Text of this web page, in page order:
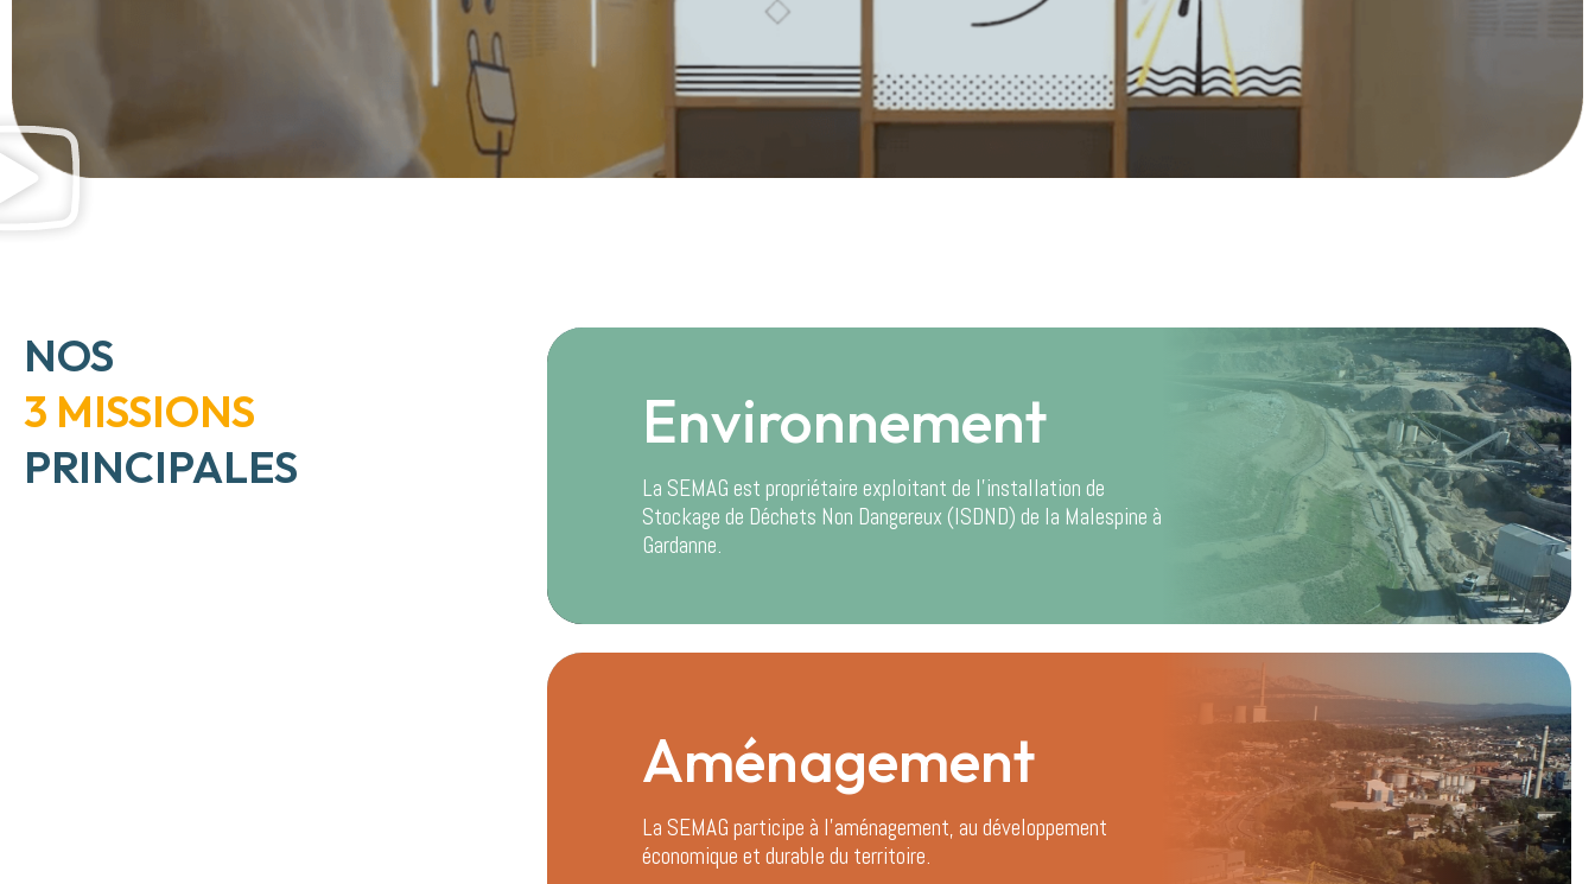
NOS
3 MISSIONS
PRINCIPALES
Environnement
La SEMAG est propriétaire exploitant de l’installation de
Stockage de Déchets Non Dangereux (ISDND) de la Malespine à
Gardanne.
Aménagement
La SEMAG participe à l’aménagement, au développement
économique et durable du territoire.